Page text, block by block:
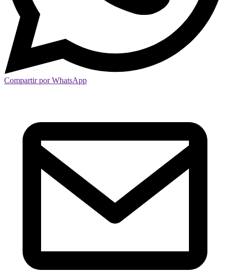
Compartir por WhatsApp